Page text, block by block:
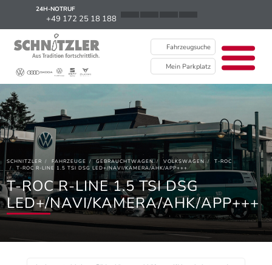
24H-NOTRUF
+49 172 25 18 188
Fahrzeugsuche
Mein Parkplatz
News
Kontakt / Standorte
Über uns
Newsletter
EU Data Act
SCHNITZLER FAHRZEUGE GEBRAUCHTWAGEN VOLKSWAGEN
T-ROC
T-ROC R-LINE 1.5 TSI DSG LED+/NAVI/KAMERA/AHK/APP+++
T-ROC R-LINE 1.5 TSI DSG
LED+/NAVI/KAMERA/AHK/APP+++